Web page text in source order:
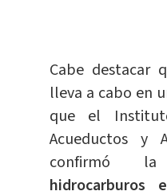
Cabe destacar
lleva a cabo en
que el
Acueductos y
confirmó
hidrocarburos